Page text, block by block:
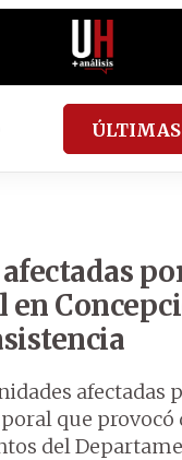
en
afectadas
que provocó
del